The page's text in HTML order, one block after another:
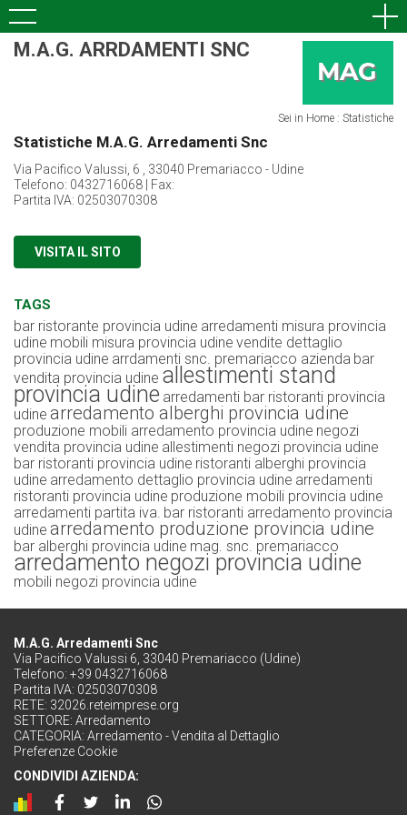
M.A.G. ARRDAMENTI SNC
Sei in Home : Statistiche
Statistiche M.A.G. Arredamenti Snc
Via Pacifico Valussi, 6 , 33040 Premariacco - Udine
Telefono: 0432716068 | Fax:
Partita IVA: 02503070308
VISITA IL SITO
TAGS
bar ristorante provincia udine arredamenti misura provincia
udine mobili misura provincia udine vendite dettaglio
provincia udine arrdamenti snc. premariacco azienda bar
vendita provincia udine allestimenti stand
provincia udine arredamenti bar ristoranti provincia
udine arredamento alberghi provincia udine
produzione mobili arredamento provincia udine negozi
vendita provincia udine allestimenti negozi provincia udine
bar ristoranti provincia udine ristoranti alberghi provincia
udine arredamento dettaglio provincia udine arredamenti
ristoranti provincia udine produzione mobili provincia udine
arredamenti partita iva. bar ristoranti arredamento provincia
udine arredamento produzione provincia udine
bar alberghi provincia udine mag. snc. premariacco
arredamento negozi provincia udine
mobili negozi provincia udine
M.A.G. Arredamenti Snc
Via Pacifico Valussi 6, 33040 Premariacco (Udine)
Telefono: +39 0432716068
Partita IVA: 02503070308
RETE: 32026.reteimprese.org
SETTORE: Arredamento
CATEGORIA: Arredamento - Vendita al Dettaglio
Preferenze Cookie
CONDIVIDI AZIENDA: